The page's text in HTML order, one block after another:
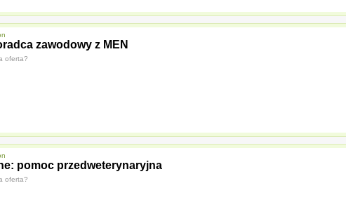
zawodowy z MEN
oferta?
pomoc przedweterynaryjna
oferta?